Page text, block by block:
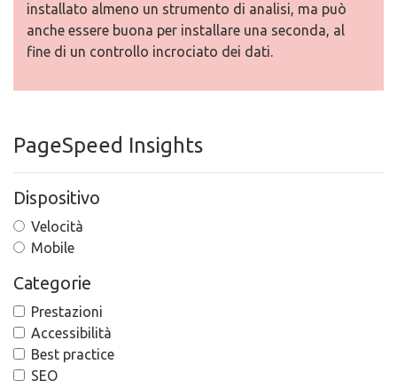
installato almeno un strumento di analisi, ma può
anche essere buona per installare una seconda, al
fine di un controllo incrociato dei dati.
PageSpeed Insights
Dispositivo
Velocità
Mobile
Categorie
Prestazioni
Accessibilità
Best practice
SEO